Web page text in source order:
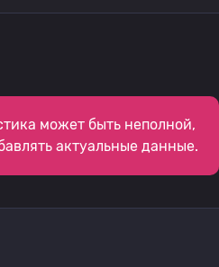
может быть неполной,
актуальные данные.